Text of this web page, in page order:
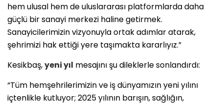
hem ulusal hem de uluslararası platformlarda daha
güçlü bir sanayi merkezi haline getirmek.
Sanayicilerimizin vizyonuyla ortak adımlar atarak,
şehrimizi hak ettiği yere taşımakta kararlıyız.”
Kesikbaş,yeni yıl mesajını şu dileklerle sonlandırdı:
“Tüm hemşehrilerimizin ve iş dünyamızın yeni yılını
içtenlikle kutluyor; 2025 yılının barışın, sağlığın,